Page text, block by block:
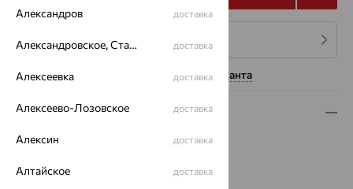
4 платежа по 32 623
Нужна помощь консультанта
Описание
Вид изделия:
Металл:Золото
Александров доставка
Александровское, Ставропольский край доставка
Алексеевка доставка
Алексеево-Лозовское доставка
Алексин доставка
Алтайское доставка